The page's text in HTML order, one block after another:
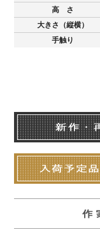
高 さ
大きさ（縦横）
手触り